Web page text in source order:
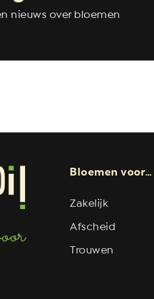
nieuws over bloemen
Bloemen voor…
Zakelijk
Afscheid
Trouwen